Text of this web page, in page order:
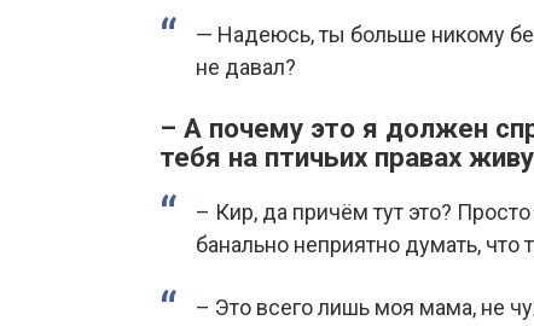
— Надеюсь, ты больше никому
не давал?
– А почему это я должен
тебя на птичьих правах
– Кир, да причём тут это?
банально неприятно думать, что
– Это всего лишь моя мама, не